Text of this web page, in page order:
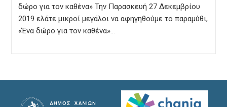
δώρο για τον καθένα» Την Παρασκευή 27 Δεκεμβρίου
2019 ελάτε μικροί μεγάλοι να αφηγηθούμε το παραμύθι,
«Ένα δώρο για τον καθένα»…